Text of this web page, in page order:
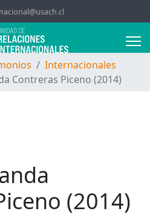
Internacionales
Contreras Piceno (2014)
(2014)